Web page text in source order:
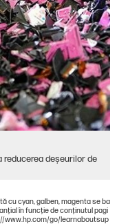
deșeurilor de
cu cyan, galben, magenta se ba
în funcţie de conţinutul pagi
www.hp.com/go/learnaboutsup